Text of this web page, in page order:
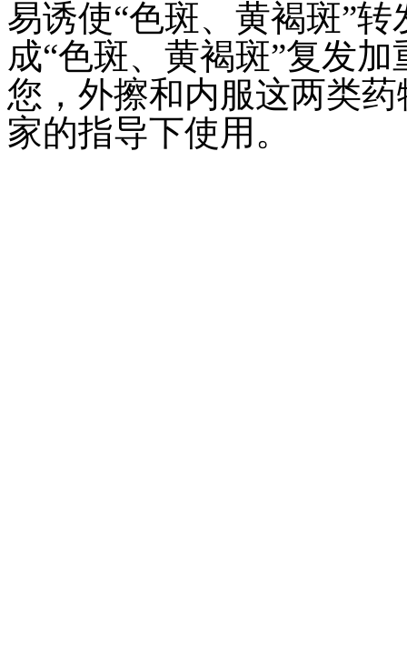
易诱使“色斑、黄褐斑”
成“色斑、黄褐斑”复发
您，外擦和内服这两类
家的指导下使用。